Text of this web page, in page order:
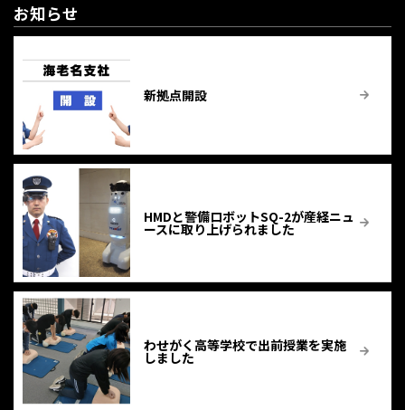
お知らせ
新拠点開設
HMDと警備ロボットSQ-2が産経ニュ
ースに取り上げられました
わせがく高等学校で出前授業を実施
しました